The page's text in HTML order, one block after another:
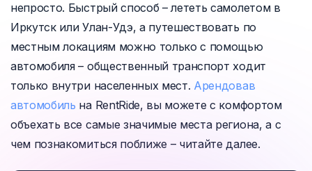
непросто. Быстрый способ – лететь самолетом в
Иркутск или Улан-Удэ, а путешествовать по
местным локациям можно только с помощью
автомобиля – общественный транспорт ходит
только внутри населенных мест. Арендовав
автомобиль на RentRide, вы можете с комфортом
объехать все самые значимые места региона, а с
чем познакомиться поближе – читайте далее.